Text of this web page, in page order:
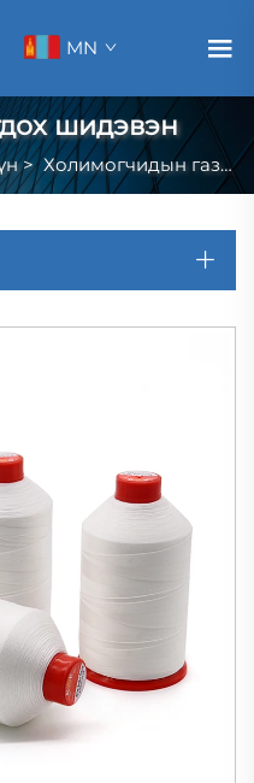
MN
шидэвэн
>Холимогчидын газар